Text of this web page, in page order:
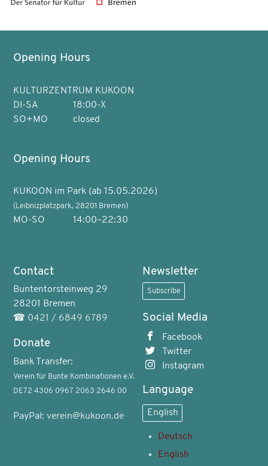
Opening Hours
KULTURZENTRUM KUKOON
DI-SA
18:00-X
SO+MO
closed
Opening Hours
KUKOON im Park (ab 15.05.2026)
(Leibnizplatzpark, 28201 Bremen)
MO-SO 14:00–22:30
Contact
Buntentorsteinweg 29
28201 Bremen
☎ 0421 / 6849 6789
Donate
Bank Transfer:
Verein für Bunte Kombinationen e.V.
DE72 4306 0967 2063 2646 00
PayPal:verein@kukoon.de
Newsletter
Subscribe
Social Media
Facebook
Twitter
Instagram
Language
English
Deutsch
English